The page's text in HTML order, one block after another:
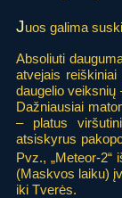
Juos galima
Absoliuti
atvejais
daugelio veiksnių
Dažniausiai
– platus
atsiskyrus
Pvz., „Meteor-
(Maskvos laiku)
iki Tverės.